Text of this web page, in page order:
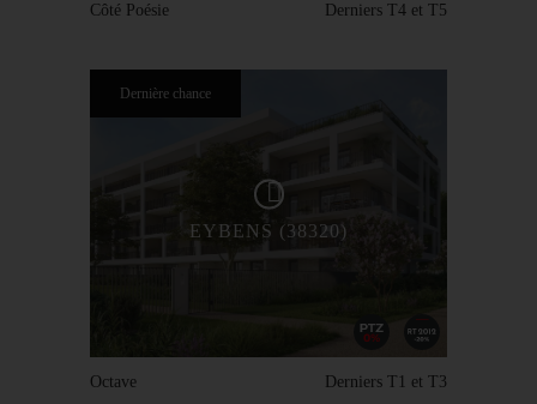
Côté Poésie Derniers T4 et T5
Dernière chance
EYBENS (38320)
Octave Derniers T1 et T3